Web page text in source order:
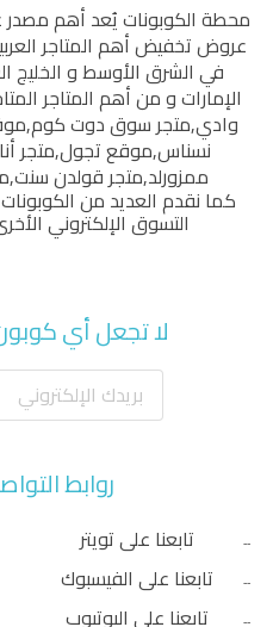
محطة الكوبوناتيُعد أهم
عروض تخفيض أهم المتاجر
في الشرق الأوسط و الخليج
الإمارات و من أهم المتاجر
وادي,متجر سوق دوت كوم,
نسناس,موقع تجول,متجر
ممزورلد,متجر قولدن سنت,
كما نقدم العديد من
التسوق الإلكتروني
لا تجعل أي
روابط
تابعنا على تويتر
تابعنا على الفيسبوك
تابعنا على اليوتيوب